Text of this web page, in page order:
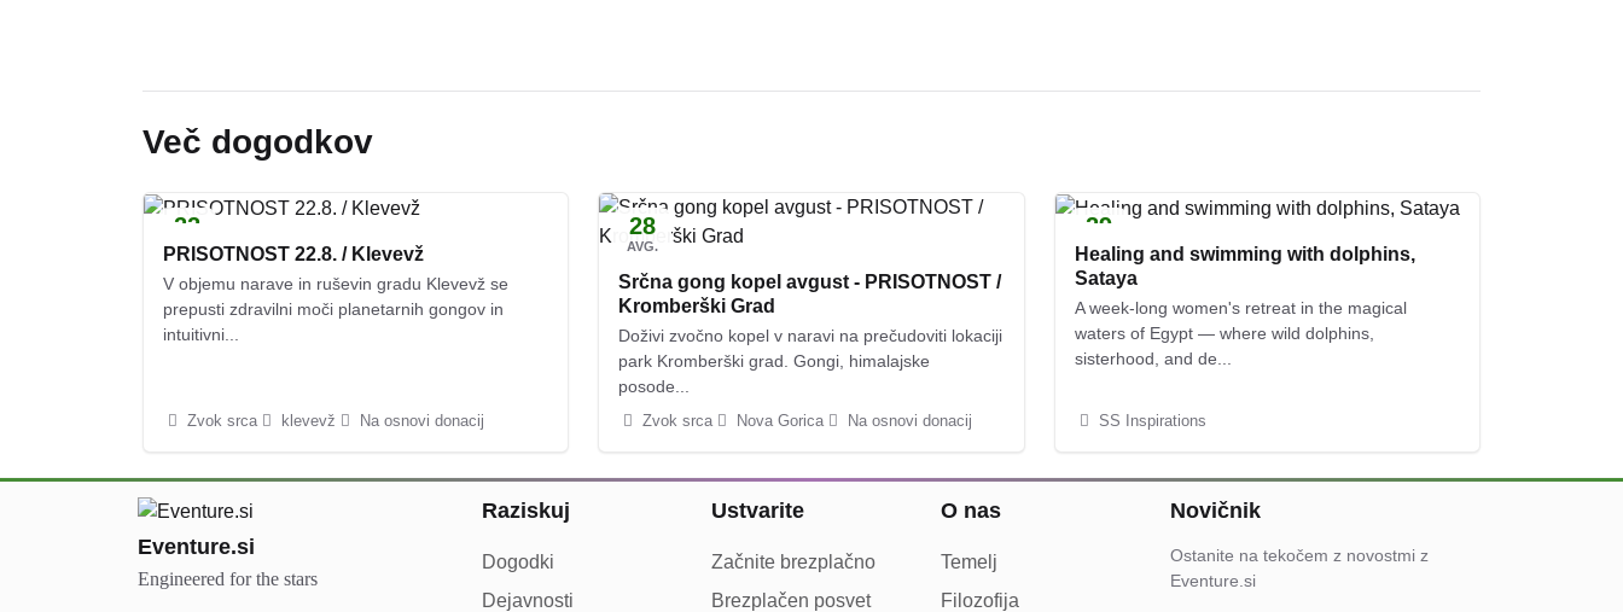
Več dogodkov
22
AVG.
PRISOTNOST 22.8. / Klevevž
V objemu narave in ruševin gradu Klevevž se
prepusti zdravilni moči planetarnih gongov in
intuitivni...
Zvok srca klevevž Na osnovi donacij
28
AVG.
Srčna gong kopel avgust - PRISOTNOST /
Kromberški Grad
Doživi zvočno kopel v naravi na prečudoviti lokaciji
park Kromberški grad. Gongi, himalajske
posode...
Zvok srca Nova Gorica Na osnovi donacij
29
AVG.
Healing and swimming with dolphins,
Sataya
A week-long women's retreat in the magical
waters of Egypt — where wild dolphins,
sisterhood, and de...
SS Inspirations
Eventure.si
Engineered for the stars
Raziskuj
Dogodki
Dejavnosti
Ustvarite
Začnite brezplačno
Brezplačen posvet
O nas
Temelj
Filozofija
Novičnik
Ostanite na tekočem z novostmi z
Eventure.si